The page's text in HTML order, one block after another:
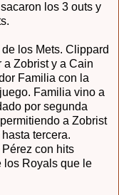
los 3 outs y
los Mets. Clippard
a Zobrist y a Cain
Familia con la
Familia vino a
por segunda
a Zobrist
tercera.
con hits
los Royals que le